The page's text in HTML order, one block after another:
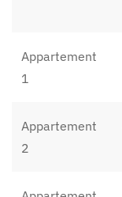
Appartement
1
Appartement
2